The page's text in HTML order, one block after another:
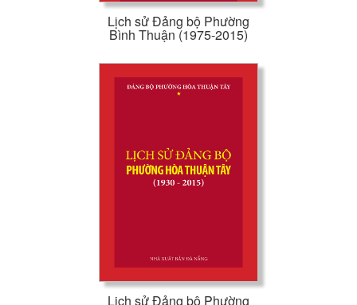
Lịch sử Đảng bộ Phường
Bình Thuận (1975-2015)
Lịch sử Đảng bộ Phường